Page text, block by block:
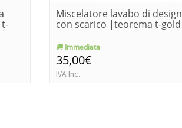
Miscelatore lavabo di design
con scarico |teorema t-gold
Immediata
35,00€
IVA Inc.